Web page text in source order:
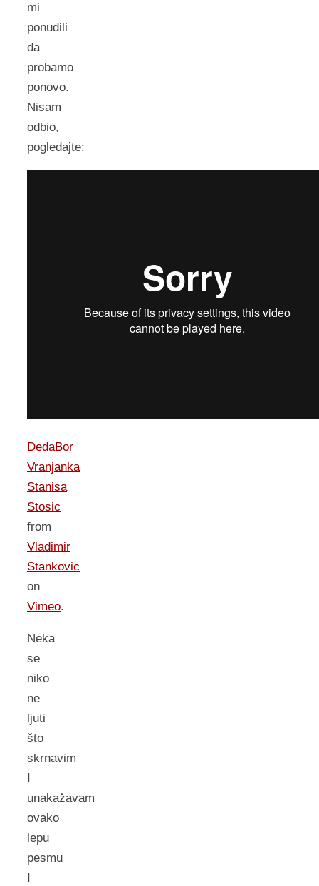
mi
ponudili
da
probamo
ponovo.
Nisam
odbio,
pogledajte:
DedaBor
Vranjanka
Stanisa
Stosic
from
Vladimir
Stankovic
on
Vimeo.
Neka
se
niko
ne
ljuti
što
skrnavim
I
unakažavam
ovako
lepu
pesmu
I